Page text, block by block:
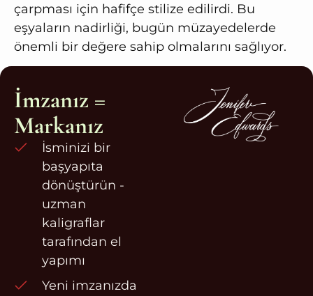
çarpması için hafifçe stilize edilirdi. Bu
eşyaların nadirliği, bugün müzayedelerde
önemli bir değere sahip olmalarını sağlıyor.
İmzanız =
Markanız
İsminizi bir
başyapıta
dönüştürün -
uzman
kaligraflar
tarafından el
yapımı
Yeni imzanızda